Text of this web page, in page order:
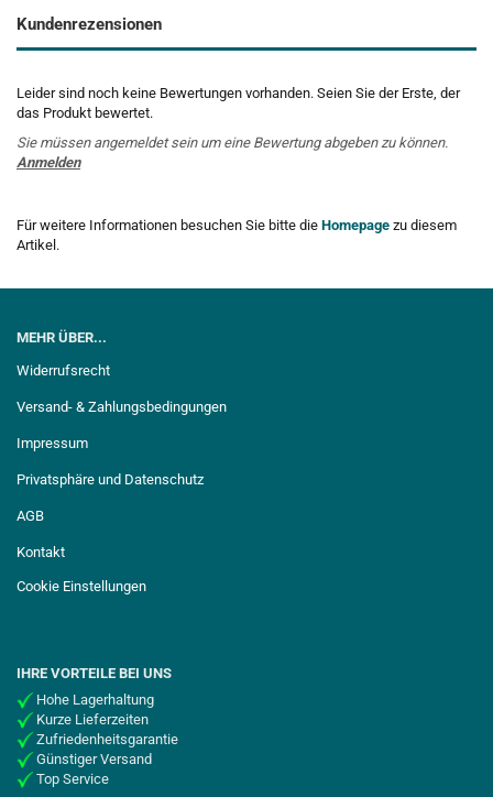
Kundenrezensionen
Leider sind noch keine Bewertungen vorhanden. Seien Sie der Erste, der
das Produkt bewertet.
Sie müssen angemeldet sein um eine Bewertung abgeben zu können.
Anmelden
Für weitere Informationen besuchen Sie bitte die Homepage zu diesem
Artikel.
MEHR ÜBER...
Widerrufsrecht
Versand- & Zahlungsbedingungen
Impressum
Privatsphäre und Datenschutz
AGB
Kontakt
Cookie Einstellungen
IHRE VORTEILE BEI UNS
Hohe Lagerhaltung
Kurze Lieferzeiten
Zufriedenheitsgarantie
Günstiger Versand
Top Service